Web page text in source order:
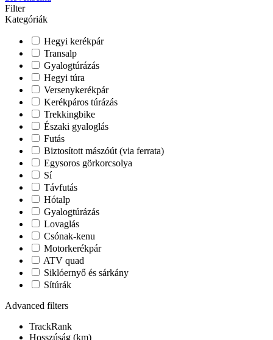
Filter
Kategóriák
Hegyi kerékpár
Transalp
Gyalogtúrázás
Hegyi túra
Versenykerékpár
Kerékpáros túrázás
Trekkingbike
Északi gyaloglás
Futás
Biztosított mászóút (via ferrata)
Egysoros görkorcsolya
Sí
Távfutás
Hótalp
Gyalogtúrázás
Lovaglás
Csónak-kenu
Motorkerékpár
ATV quad
Siklóernyő és sárkány
Sítúrák
Advanced filters
TrackRank
Hosszúság (km)